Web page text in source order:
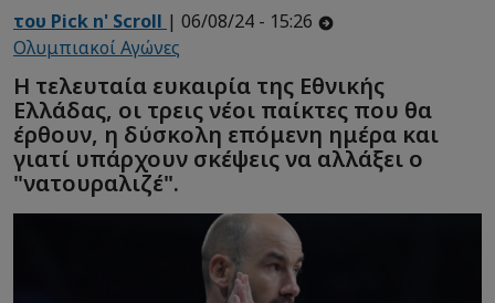
του Pick n' Scroll | 06/08/24 - 15:26
Ολυμπιακοί Αγώνες
Η τελευταία ευκαιρία της Εθνικής
Ελλάδας, οι τρεις νέοι παίκτες που θα
έρθουν, η δύσκολη επόμενη ημέρα και
γιατί υπάρχουν σκέψεις να αλλάξει ο
"νατουραλιζέ".